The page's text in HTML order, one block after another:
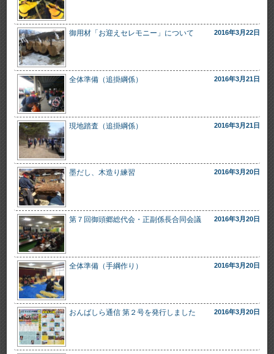
御用材「お迎えセレモニー」について 2016年3月22日
全体準備（追掛綱係） 2016年3月21日
現地踏査（追掛綱係） 2016年3月21日
墨だし、木造り練習 2016年3月20日
第７回御頭郷総代会・正副係長合同会議 2016年3月20日
全体準備（手綱作り） 2016年3月20日
おんばしら通信 第２号を発行しました 2016年3月20日